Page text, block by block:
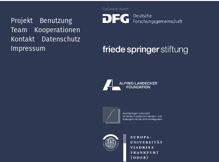
Projekt
Benutzung
Team
Kooperationen
Kontakt
Datenschutz
Impressum
Axel Springer-Lehrstuhl
für deutsch-jüdische Literatur- und
Kulturgeschichte, Exil und Migration